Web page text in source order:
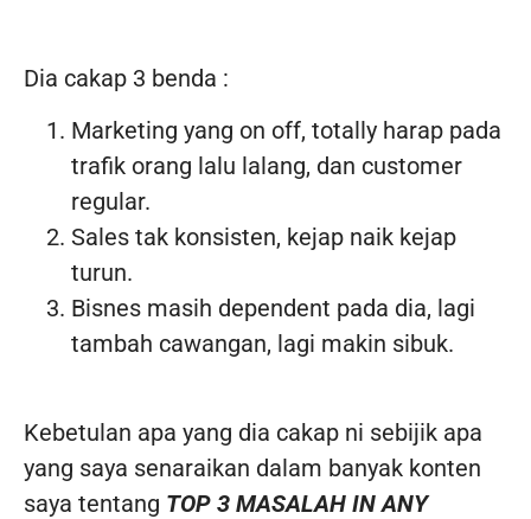
Dia cakap 3 benda :
Marketing yang on off, totally harap pada
trafik orang lalu lalang, dan customer
regular.
Sales tak konsisten, kejap naik kejap
turun.
Bisnes masih dependent pada dia, lagi
tambah cawangan, lagi makin sibuk.
Kebetulan apa yang dia cakap ni sebijik apa
yang saya senaraikan dalam banyak konten
saya tentang TOP 3 MASALAH IN ANY